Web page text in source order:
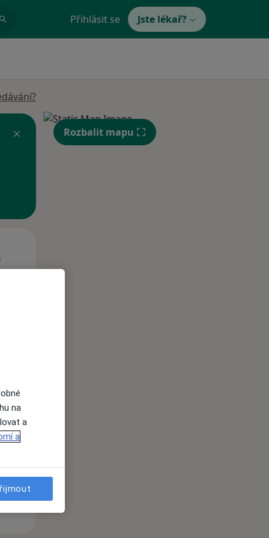
Přihlásit se Jste lékař?
Rozbalit mapu
na
a
a